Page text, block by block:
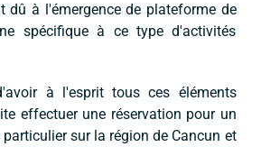
dû à l'émergence de plateforme de
spécifique à ce type d'activités
à l'esprit tous ces éléments
effectuer une réservation pour un
particulier sur la région de Cancun et